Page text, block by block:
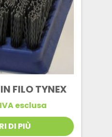
FILO TYNEX
IVA esclusa
DI PIÙ